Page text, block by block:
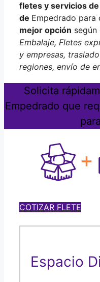
fletes y servicios
de Empedrado para
mejor opción
Embalaje, Fletes
y empresas,
regiones, envío de
Solicita
Empedrado que
COTIZAR FLETE
Espacio